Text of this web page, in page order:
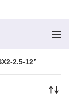
2.5-12”